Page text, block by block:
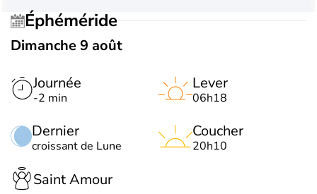
Éphéméride
Dimanche 9 août
Journée
-2 min
Dernier
croissant de Lune
Lever
06h18
Coucher
20h10
Saint Amour